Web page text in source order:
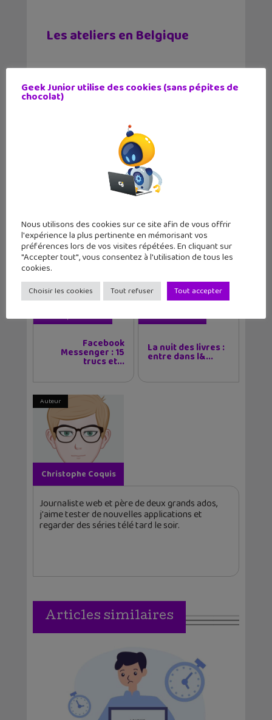
Les ateliers en Belgique
We are coders
: de Scratch à Python,
plonge dans l’univers de la
ludiques et variés en ligne !
Techies Lab
des ateliers de codage et robotique pour
les enfants et les ados suivant leur
niveau. Les ateliers au cours de l’année se
déroulent le dimanche.
Tags
Coding
Vacances
Vacances D'hiver
Article précédent
Facebook
Messenger : 15
trucs et...
Article suivant
La nuit des livres :
entre dans l&...
Auteur
Christophe Coquis
Journaliste web et père de deux grands ados,
j'aime tester de nouvelles applications et
regarder des séries télé tard le soir.
Articles similaires
Geek Junior utilise des cookies (sans pépites de
chocolat)
Nous utilisons des cookies sur ce site afin de vous offrir
l'expérience la plus pertinente en mémorisant vos
préférences lors de vos visites répétées. En cliquant sur
"Accepter tout", vous consentez à l'utilisation de tous les
cookies.
Choisir les cookies Tout refuser Tout accepter